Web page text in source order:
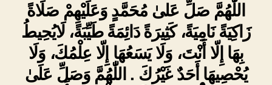
اللّٰهُمَّ صَلِّ عَلىٰ مُحَمَّدٍ وَعَلَيْهِمْ صَلَاةً
زَاكِيَةً نَامِيَةً، كَثِيرَةً دَائِمَةً طَيِّبَةً، لَايُحِيطُ
بِهَا إِلّا أَنْتَ، وَلَا يَسَعُهَا إِلّا عِلْمُكَ، وَلَا
يُحْصِيهَا أَحَدٌ غَيْرُكَ . اللّٰهُمَّ وَصَلِّ عَلَىٰ